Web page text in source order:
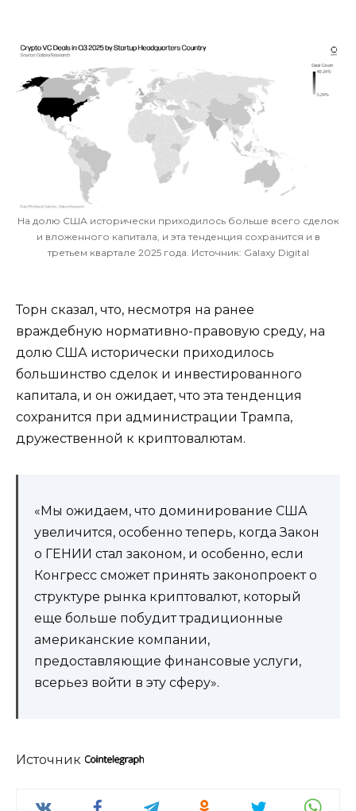
На долю США исторически приходилось больше всего сделок
и вложенного капитала, и эта тенденция сохранится и в
третьем квартале 2025 года. Источник: Galaxy Digital
Торн сказал, что, несмотря на ранее
враждебную нормативно-правовую среду, на
долю США исторически приходилось
большинство сделок и инвестированного
капитала, и он ожидает, что эта тенденция
сохранится при администрации Трампа,
дружественной к криптовалютам.
«Мы ожидаем, что доминирование США
увеличится, особенно теперь, когда Закон
о ГЕНИИ стал законом, и особенно, если
Конгресс сможет принять законопроект о
структуре рынка криптовалют, который
еще больше побудит традиционные
американские компании,
предоставляющие финансовые услуги,
всерьез войти в эту сферу».
Источник